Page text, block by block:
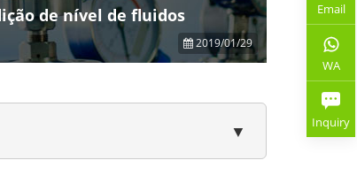
de nível de fluidos
2019/01/29
▼
Email
WA
Inquiry